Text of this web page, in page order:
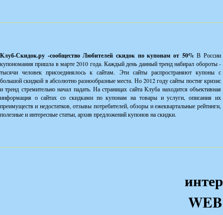
Клуб-Скидок.ру -сообщество Любителей скидок по купонам от 50%В России
купономания пришла в марте 2010 года. Каждый день данный тренд набирал обороты -
тысячи человек присоединялось к сайтам. Эти сайты распространяют купоны с
большой скидкой в абсолютно разнообразные места. Но 2012 году сайты постиг кризис
и тренд стремительно начал падать. На страницах сайта Клуба находится объективная
информация о сайтах со скидками по купонам на товары и услуги, описания их
преимуществ и недостатков, отзывы потребителей, обзоры и ежеквартальные рейтинги,
полезные и интересные статьи, архив предложений купонов на скидки.